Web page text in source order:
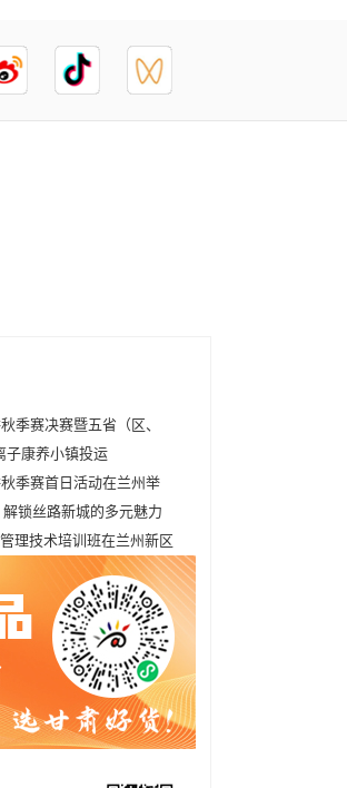
季赛决赛暨五省（区、
子康养小镇投运
季赛首日活动在兰州举
锁丝路新城的多元魅力
理技术培训班在兰州新区